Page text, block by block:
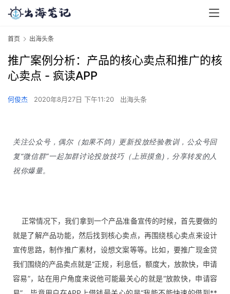
首页 出海头条
推广案例分析：产品的核心卖点和推广的核
心卖点 - 疯读APP
何俊杰 2020年8月27日 下午11:20 出海头条
关注公众号，偶尔（如果不鸽）更新投放经验教训，公众号回
复“微信群”一起加群讨论投放技巧（上班摸鱼)，分享转发的人
祝你爆量。
正常情况下，我们拿到一个产品准备宣传的时候，首先要做的
就是了解产品功能，然后找到核心卖点，再围绕核心卖点来设计
宣传思路，制作推广素材，设想文案等等。
比如，要推广现金贷
我们围绕的产品卖点就是“正规，利息低，额度大，放款快，申请
容易”，站在用户角度来说他可能最关心的就是“放款快，申请容